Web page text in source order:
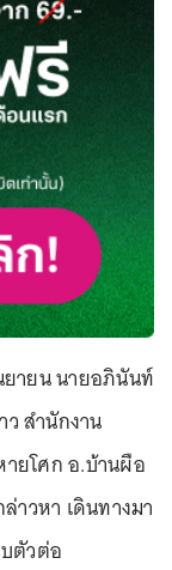
ยายน นายอภินันท์
สำนักงาน
ยโศก อ.บ้านผือ
าวหา เดินทางมา
ตัวต่อ